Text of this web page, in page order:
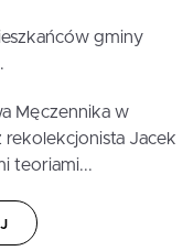
gminy
Męczennika w
rekolekcjonista Jacek
teoriami...